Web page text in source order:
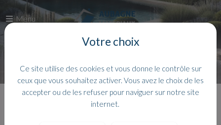
Menu
Accueil Actualites
Votre choix
Ce site utilise des cookies et vous donne le contrôle sur
ceux que vous souhaitez activer. Vous avez le choix de les
accepter ou de les refuser pour naviguer sur notre site
internet.